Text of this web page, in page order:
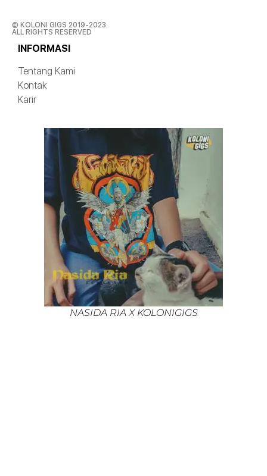
© KOLONI GIGS 2019-2023.
ALL RIGHTS RESERVED
INFORMASI
Tentang Kami
Kontak
Karir
NASIDA RIA X KOLONIGIGS